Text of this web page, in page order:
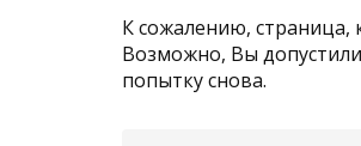
К сожалению, страница,
Возможно, Вы
попытку снова.